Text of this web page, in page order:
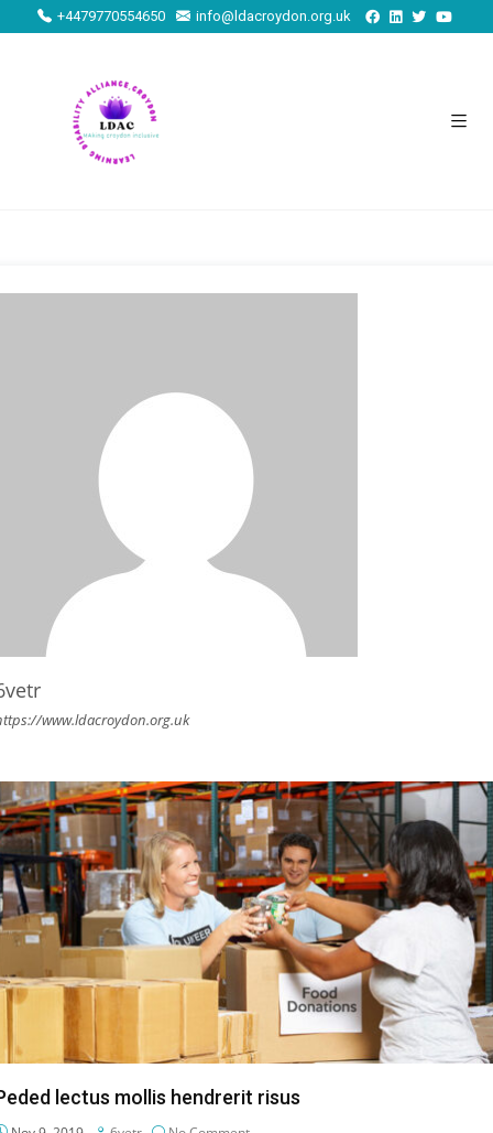
+4479770554650 info@ldacroydon.org.uk
www.ldacroydon.org.uk
lectus mollis hendrerit risus